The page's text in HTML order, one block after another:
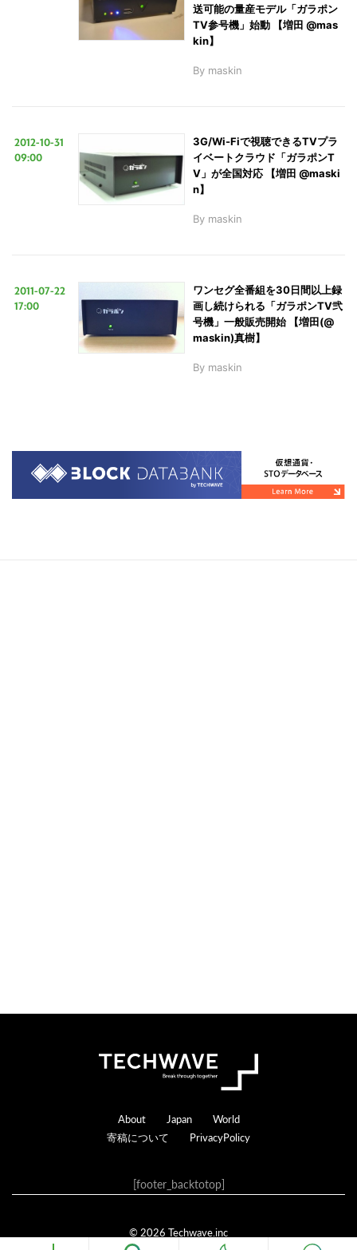
送可能の量産モデル「ガラポン
TV参号機」始動 【増田 @mas
kin】
By maskin
2012-10-31
09:00
3G/Wi-Fiで視聴できるTVプラ
イベートクラウド「ガラポンT
V」が全国対応 【増田 @maski
n】
By maskin
2011-07-22
17:00
ワンセグ全番組を30日間以上録
画し続けられる「ガラポンTV弐
号機」一般販売開始 【増田(@
maskin)真樹】
By maskin
Footer
About Japan
World
寄稿について
PrivacyPolicy
[footer_backtotop]
© 2026 Techwave.inc